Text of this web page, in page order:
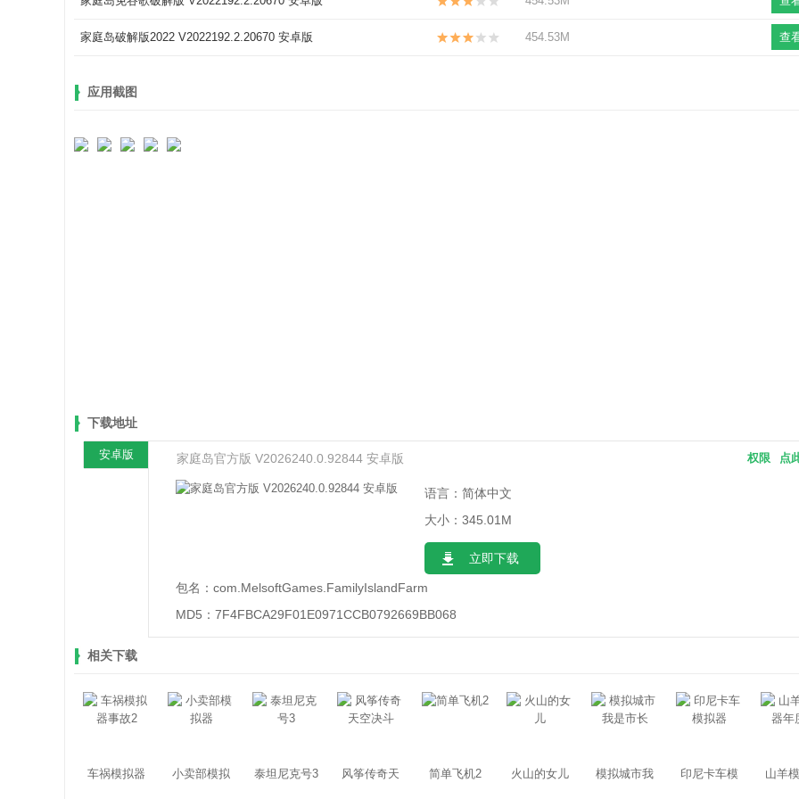
查
家庭岛破解版2022 V2022192.2.20670 安卓版 454.53M
应用截图
下载地址
安卓版 家庭岛官方版 V2026240.0.92844 安卓版 点
权限
语言：简体中文
大小：345.01M
立即下载
包名： com.MelsoftGames.FamilyIslandFarm
MD5： 7F4FBCA29F01E0971CCB0792669BB068
相关下载
车祸模拟器
小卖部模拟
泰坦尼克号3
风筝传奇天
简单飞机2 火山的女儿
模拟城市我
印尼卡车模
山羊